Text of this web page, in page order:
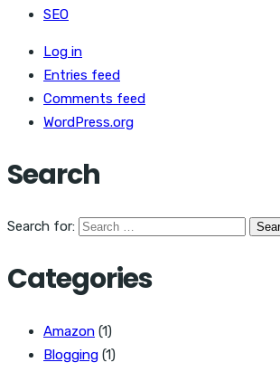
SEO
Log in
Entries feed
Comments feed
WordPress.org
Search
Search for:
Categories
Amazon (1)
Blogging (1)